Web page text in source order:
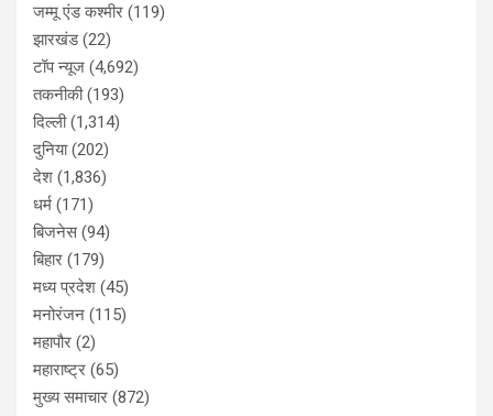
जम्मू एंड कश्मीर (119)
झारखंड(22)
टॉप न्यूज (4,692)
तकनीकी(193)
दिल्ली(1,314)
दुनिया(202)
देश (1,836)
धर्म (171)
बिजनेस(94)
बिहार (179)
मध्य प्रदेश (45)
मनोरंजन (115)
महापौर (2)
महाराष्ट्र (65)
मुख्य समाचार (872)